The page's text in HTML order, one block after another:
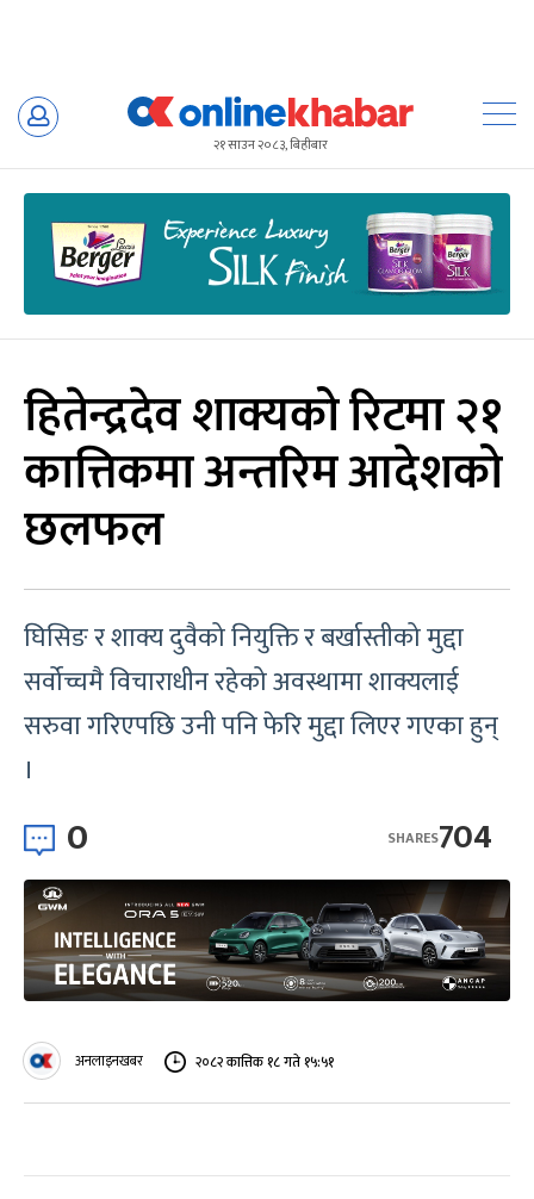
Skip
२१ साउन २०८३, बिहीबार
हितेन्द्रदेव शाक्यको रिटमा २१
कात्तिकमा अन्तरिम आदेशको
छलफल
घिसिङ र शाक्य दुवैको नियुक्ति र बर्खास्तीको मुद्दा
सर्वोच्चमै विचाराधीन रहेको अवस्थामा शाक्यलाई
सरुवा गरिएपछि उनी पनि फेरि मुद्दा लिएर गएका हुन्
।
0 704
SHARES
अनलाइनखबर २०८२ कात्तिक १८ गते १५:५१